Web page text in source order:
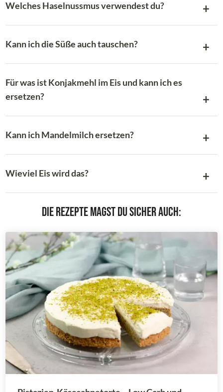
Welches Haselnussmus verwendest du?
Kann ich die Süße auch tauschen?
Für was ist Konjakmehl im Eis und kann ich es
ersetzen?
Kann ich Mandelmilch ersetzen?
Wieviel Eis wird das?
Die Rezepte magst du sicher auch: